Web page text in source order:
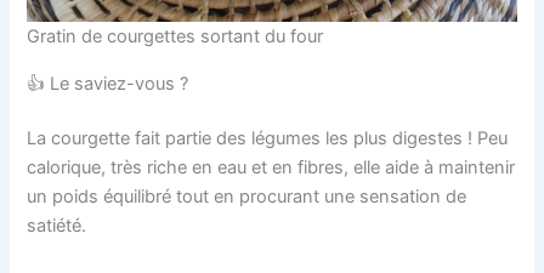
Gratin de courgettes sortant du four
👍 Le saviez-vous ?
La courgette fait partie des légumes les plus digestes ! Peu
calorique, très riche en eau et en fibres, elle aide à maintenir
un poids équilibré tout en procurant une sensation de
satiété.